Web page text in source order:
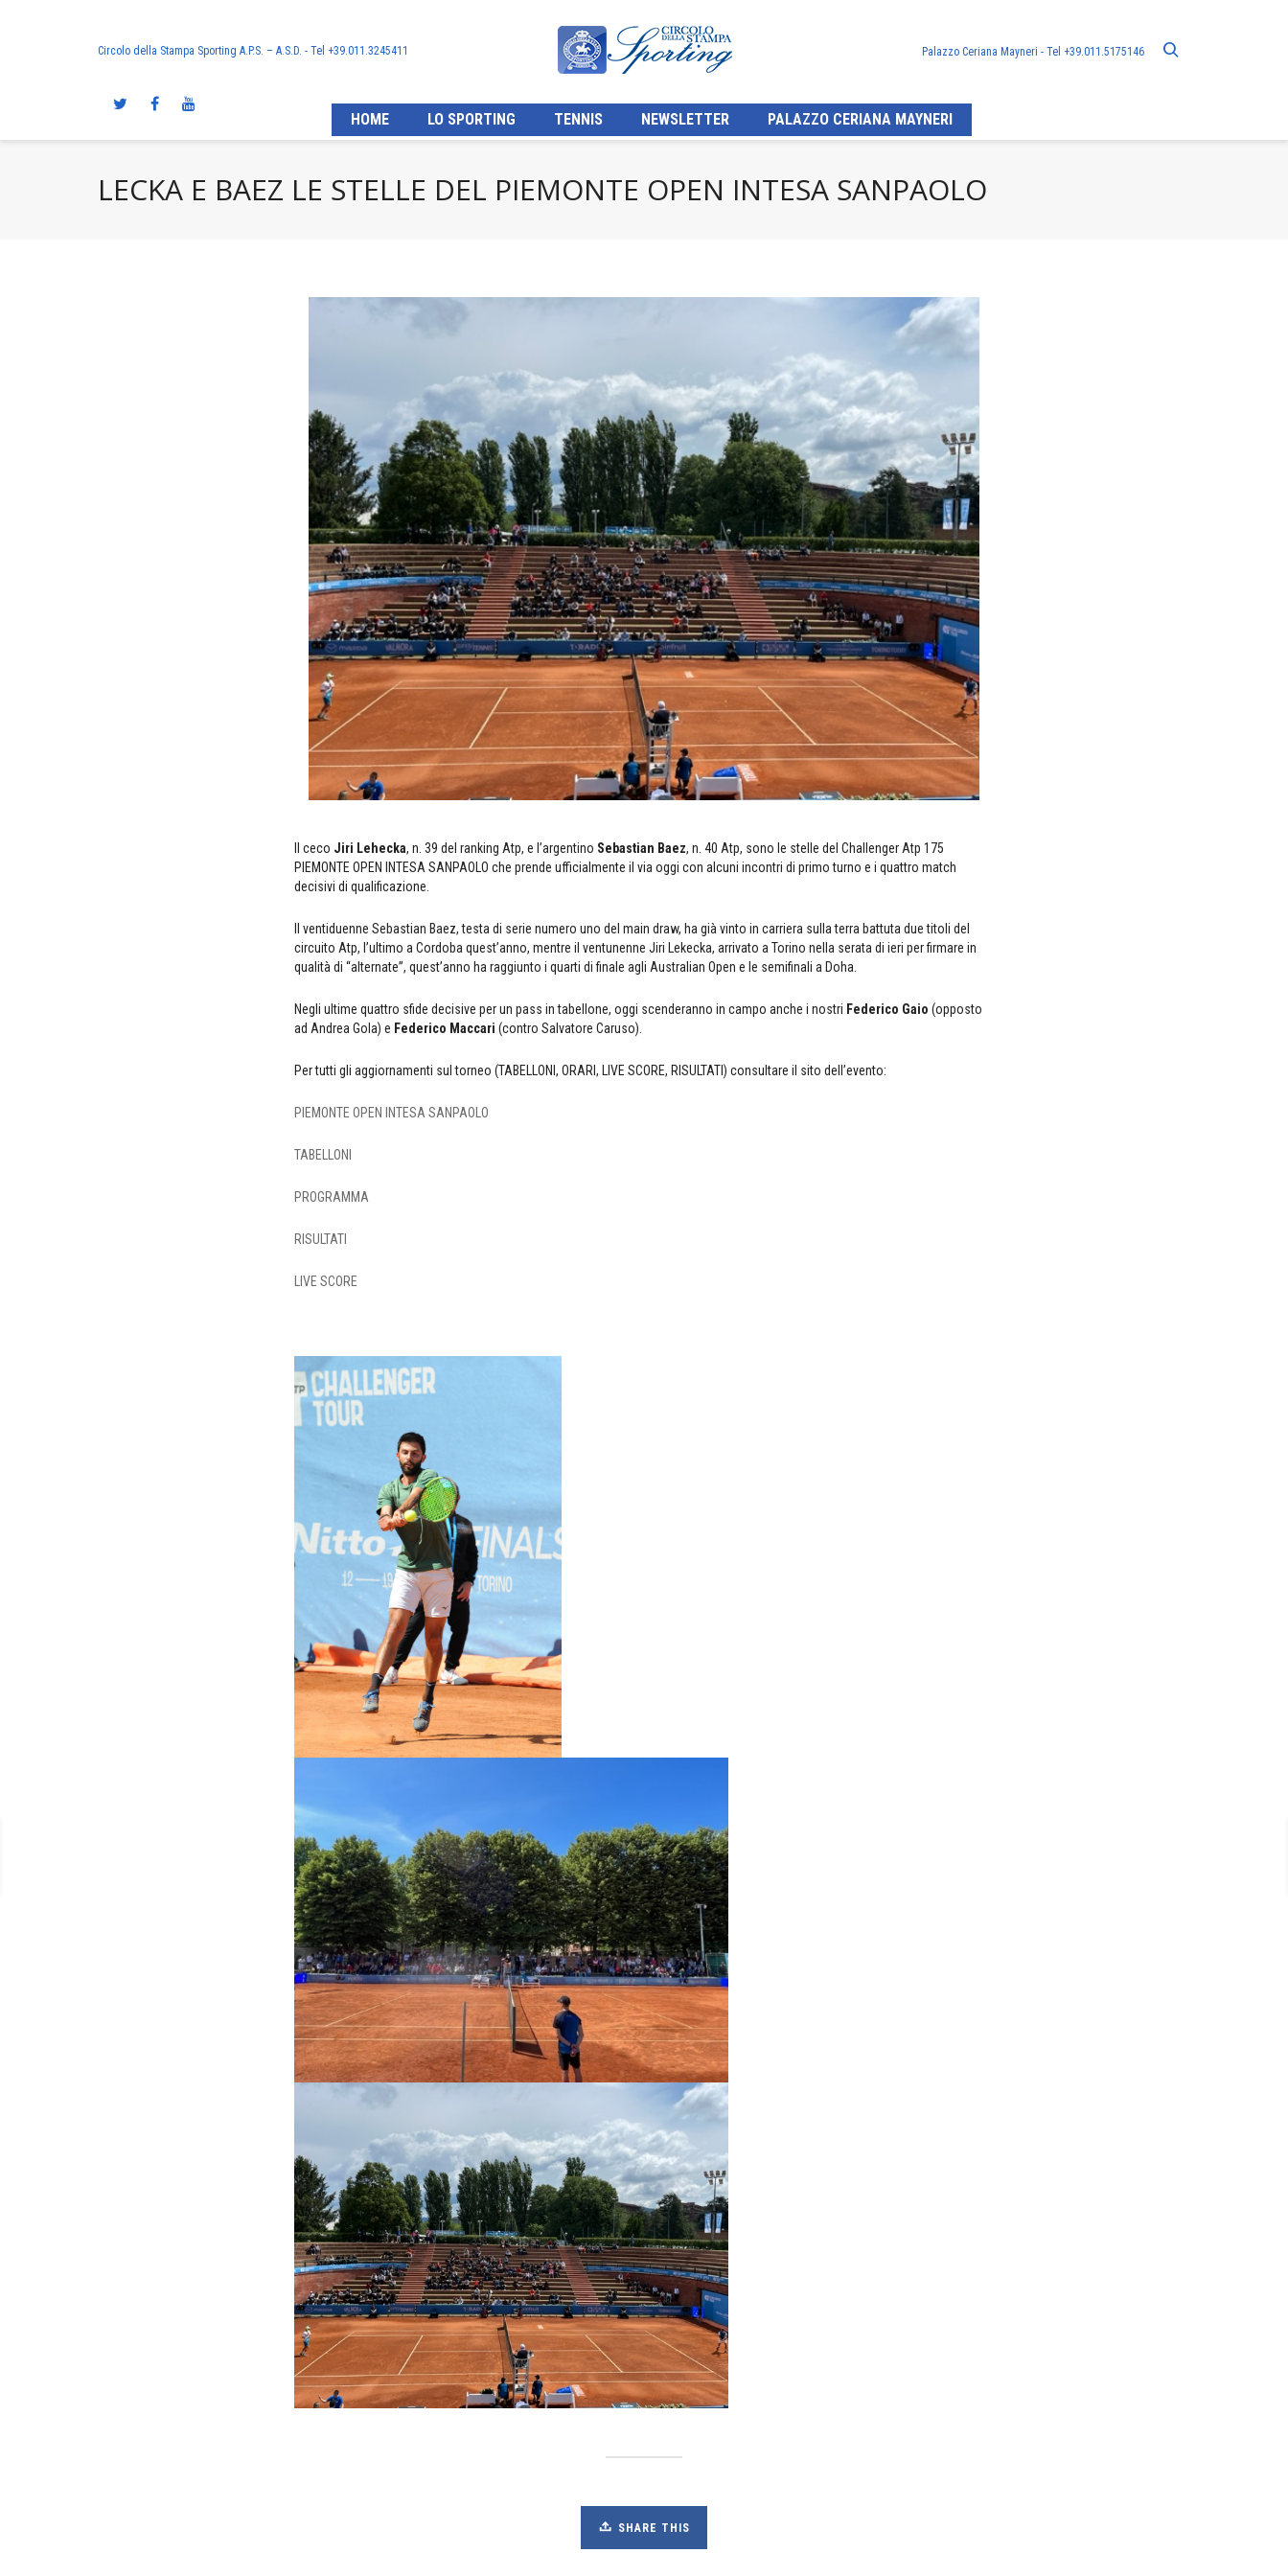
Circolo della Stampa Sporting A.P.S. – A.S.D. - Tel +39.011.3245411 Palazzo Ceriana Mayneri - Tel +39.011.5175146
HOME LO SPORTING TENNIS NEWSLETTER PALAZZO CERIANA MAYNERI
LECKA E BAEZ LE STELLE DEL PIEMONTE OPEN INTESA SANPAOLO
Il ceco Jiri Lehecka, n. 39 del ranking Atp, e l’argentino Sebastian Baez, n. 40 Atp, sono le stelle del Challenger Atp 175
PIEMONTE OPEN INTESA SANPAOLO che prende ufficialmente il via oggi con alcuni incontri di primo turno e i quattro match
decisivi di qualificazione.
Il ventiduenne Sebastian Baez, testa di serie numero uno del main draw, ha già vinto in carriera sulla terra battuta due titoli del
circuito Atp, l’ultimo a Cordoba quest’anno, mentre il ventunenne Jiri Lekecka, arrivato a Torino nella serata di ieri per firmare in
qualità di “alternate”, quest’anno ha raggiunto i quarti di finale agli Australian Open e le semifinali a Doha.
Negli ultime quattro sfide decisive per un pass in tabellone, oggi scenderanno in campo anche i nostri Federico Gaio (opposto
ad Andrea Gola) e Federico Maccari (contro Salvatore Caruso).
Per tutti gli aggiornamenti sul torneo (TABELLONI, ORARI, LIVE SCORE, RISULTATI) consultare il sito dell’evento:
PIEMONTE OPEN INTESA SANPAOLO
TABELLONI
PROGRAMMA
RISULTATI
LIVE SCORE
SHARE THIS